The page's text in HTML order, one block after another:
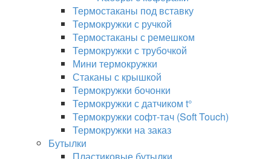
Термостаканы под вставку
Термокружки с ручкой
Термостаканы с ремешком
Термокружки с трубочкой
Мини термокружки
Стаканы с крышкой
Термокружки бочонки
Термокружки с датчиком t°
Термокружки софт-тач (Soft Touch)
Термокружки на заказ
Бутылки